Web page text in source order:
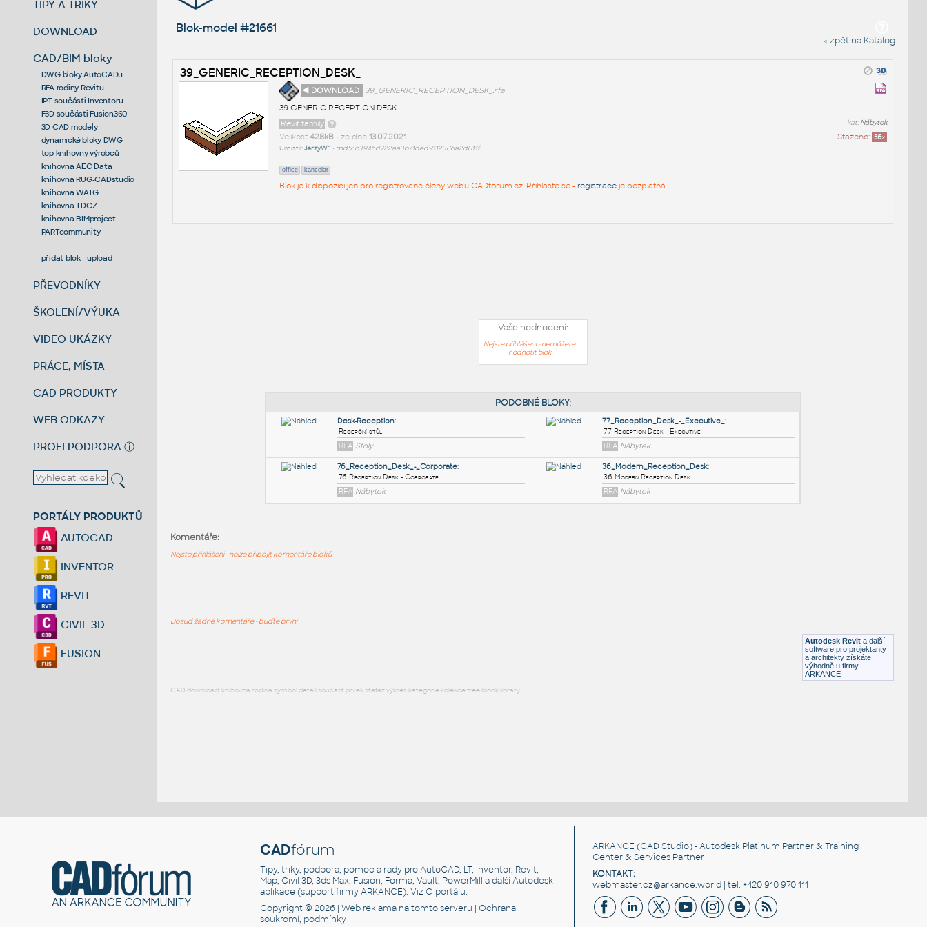
TIPY A TRIKY
DOWNLOAD
CAD/BIM bloky
DWG bloky AutoCADu
RFA rodiny Revitu
IPT součásti Inventoru
F3D součásti Fusion360
3D CAD modely
dynamické bloky DWG
top knihovny výrobců
knihovna AEC Data
knihovna RUG-CADstudio
knihovna WATG
knihovna TDCZ
knihovna BIMproject
PARTcommunity
--
přidat blok - upload
PŘEVODNÍKY
ŠKOLENÍ/VÝUKA
VIDEO UKÁZKY
PRÁCE, MÍSTA
CAD PRODUKTY
WEB ODKAZY
PROFI PODPORA ⓘ
PORTÁLY PRODUKTŮ
AUTOCAD
INVENTOR
REVIT
CIVIL 3D
FUSION
Blok-model #21661
« zpět na Katalog
39_GENERIC_RECEPTION_DESK_
◄ DOWNLOAD
39_GENERIC_RECEPTION_DESK_.rfa
39 GENERIC RECEPTION DESK
kat:Nábytek
Revit family
Staženo: 56x
Velikost 428kB• ze dne 13.07.2021
Umístil:JerzyW^ • md5: c3946d722aa3b71ded9112386a2d011f
office kancelar
Blok je k dispozici jen pro registrované členy webu CADforum.cz. Přihlaste se - registraceje bezplatná.
Vaše hodnocení:
Nejste přihlášeni - nemůžete
hodnotit blok
Autodesk Revit a další
software pro projektanty
a architekty získáte
výhodně u firmy
ARKANCE
Komentáře:
Nejste přihlášeni - nelze připojit komentáře bloků
Dosud žádné komentáře - buďte první
CAD download: knihovna rodina symbol detail součást prvek stafáž výkres kategorie kolekce free block library
CADfórum
Tipy, triky, podpora, pomoc a rady pro AutoCAD, LT, Inventor, Revit,
Map, Civil 3D, 3ds Max, Fusion, Forma, Vault, PowerMill a další Autodesk
aplikace (support firmy ARKANCE). VizO portálu.
Copyright © 2026 |Web reklama na tomto serveru |Ochrana
soukromí, podmínky
ARKANCE (CAD Studio) - Autodesk Platinum Partner & Training
Center & Services Partner
KONTAKT:
webmaster.cz@arkance.world | tel. +420 910 970 111